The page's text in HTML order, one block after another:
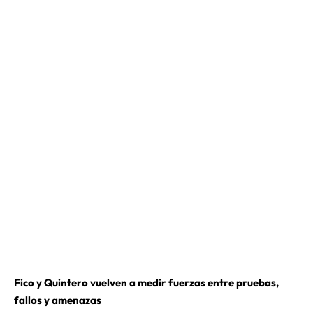
Fico y Quintero vuelven a medir fuerzas entre pruebas,
fallos y amenazas